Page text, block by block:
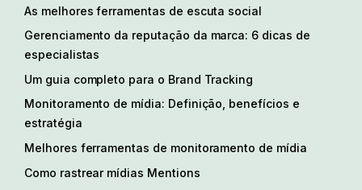
As melhores ferramentas de escuta social
Gerenciamento da reputação da marca: 6 dicas de
especialistas
Um guia completo para o Brand Tracking
Monitoramento de mídia: Definição, benefícios e
estratégia
Melhores ferramentas de monitoramento de mídia
Como rastrear mídias Mentions